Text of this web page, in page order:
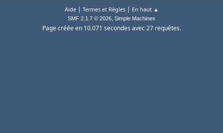
Aide| Termes et Règles| En haut ▲
SMF 2.1.7 © 2026, Simple Machines
Page créée en 10.071 secondes avec 27 requêtes.